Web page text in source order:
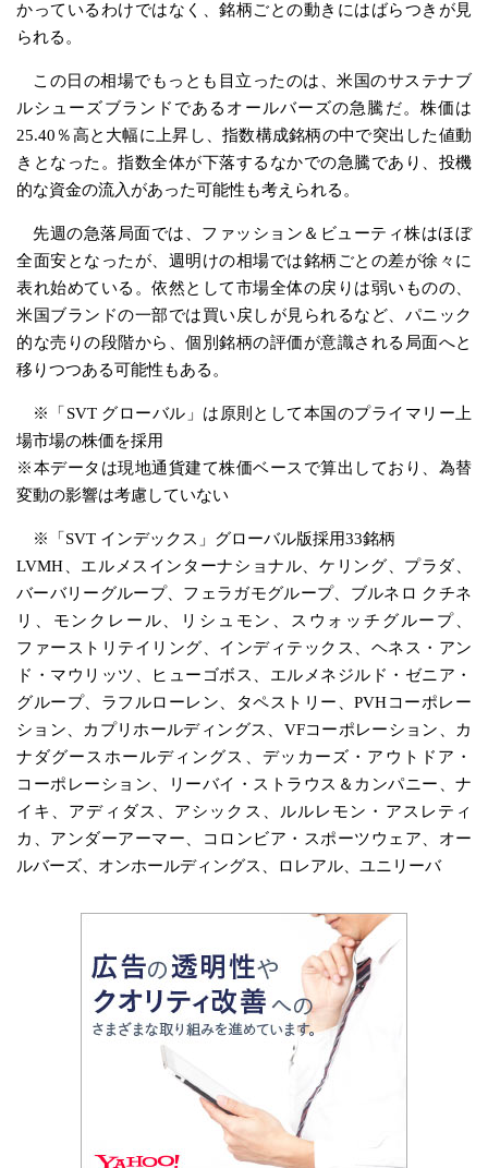
かっているわけではなく、銘柄ごとの動きにはばらつきが見
られる。
この日の相場でもっとも目立ったのは、米国のサステナブ
ルシューズブランドであるオールバーズの急騰だ。株価は
25.40％高と大幅に上昇し、指数構成銘柄の中で突出した値動
きとなった。指数全体が下落するなかでの急騰であり、投機
的な資金の流入があった可能性も考えられる。
先週の急落局面では、ファッション＆ビューティ株はほぼ
全面安となったが、週明けの相場では銘柄ごとの差が徐々に
表れ始めている。依然として市場全体の戻りは弱いものの、
米国ブランドの一部では買い戻しが見られるなど、パニック
的な売りの段階から、個別銘柄の評価が意識される局面へと
移りつつある可能性もある。
※「SVT グローバル」は原則として本国のプライマリー上
場市場の株価を採用
※本データは現地通貨建て株価ベースで算出しており、為替
変動の影響は考慮していない
※「SVT インデックス」グローバル版採用33銘柄
LVMH、エルメスインターナショナル、ケリング、プラダ、
バーバリーグループ、フェラガモグループ、ブルネロ クチネ
リ、モンクレール、リシュモン、スウォッチグループ、
ファーストリテイリング、インディテックス、ヘネス・アン
ド・マウリッツ、ヒューゴボス、エルメネジルド・ゼニア・
グループ、ラフルローレン、タペストリー、PVHコーポレー
ション、カプリホールディングス、VFコーポレーション、カ
ナダグースホールディングス、デッカーズ・アウトドア・
コーポレーション、リーバイ・ストラウス＆カンパニー、ナ
イキ、アディダス、アシックス、ルルレモン・アスレティ
カ、アンダーアーマー、コロンビア・スポーツウェア、オー
ルバーズ、オンホールディングス、ロレアル、ユニリーバ